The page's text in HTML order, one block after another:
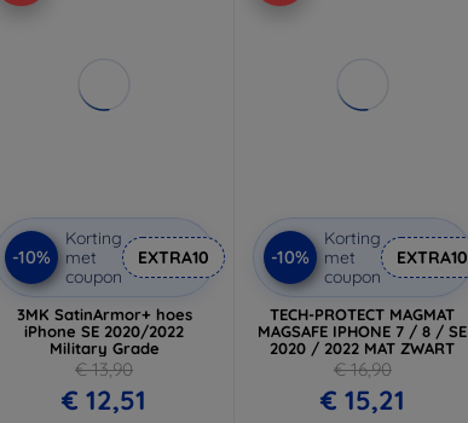
-10%
Korting
met
coupon
EXTRA10
3MK SatinArmor+ hoes
iPhone SE 2020/2022
Military Grade
€ 13,90
€ 12,51
-10%
Korting
met
coupon
EXTRA10
TECH-PROTECT MAGMAT
MAGSAFE IPHONE 7 / 8 / SE
2020 / 2022 MAT ZWART
€ 16,90
€ 15,21